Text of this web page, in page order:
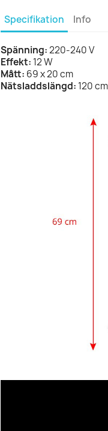
Specifikation Info
Spänning:220-240 V
Effekt: 12 W
Mått: 69 x 20 cm
Nätsladdslängd: 120 cm